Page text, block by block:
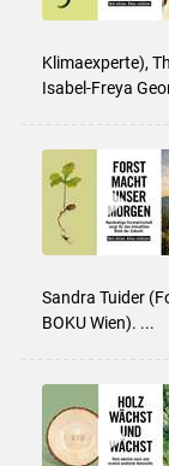
Klimaexperte),
Isabel-Freya
Sandra Tuider
BOKU Wien). ...